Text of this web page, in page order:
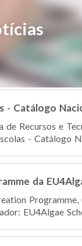
- Catálogo
Recursos e
- Catálogo
da
EU4Algae